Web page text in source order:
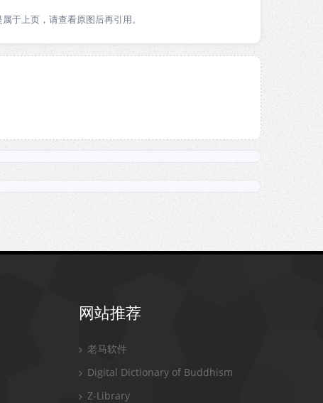
于上页，请查看原图后再引用。
网站推荐
老马软件
Digital Dictionary of Buddhism
Z-Library